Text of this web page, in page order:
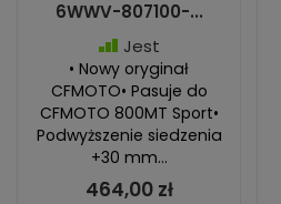
6WWV-807100-...
Jest
• Nowy oryginał
CFMOTO• Pasuje do
CFMOTO 800MT Sport•
Podwyższenie siedzenia
+30 mm...
464,00 zł